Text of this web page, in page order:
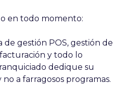
en todo momento:
de gestión POS, gestión de
y todo lo
dedique su
a farragosos programas.